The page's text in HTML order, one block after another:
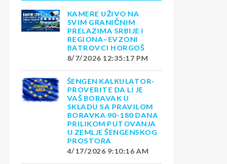
KAMERE UŽIVO NA
SVIM GRANIČNIM
PRELAZIMA SRBIJE I
REGIONA–EVZONI
BATROVCI HORGOŠ
8/7/2026 12:35:17 PM
ŠENGEN KALKULATOR-
PROVERITE DA LI JE
VAŠ BORAVAK U
SKLADU SA PRAVILOM
BORAVKA 90-180 DANA
PRILIKOM PUTOVANJA
U ZEMLJE ŠENGENSKOG
PROSTORA
4/17/2026 9:10:16 AM